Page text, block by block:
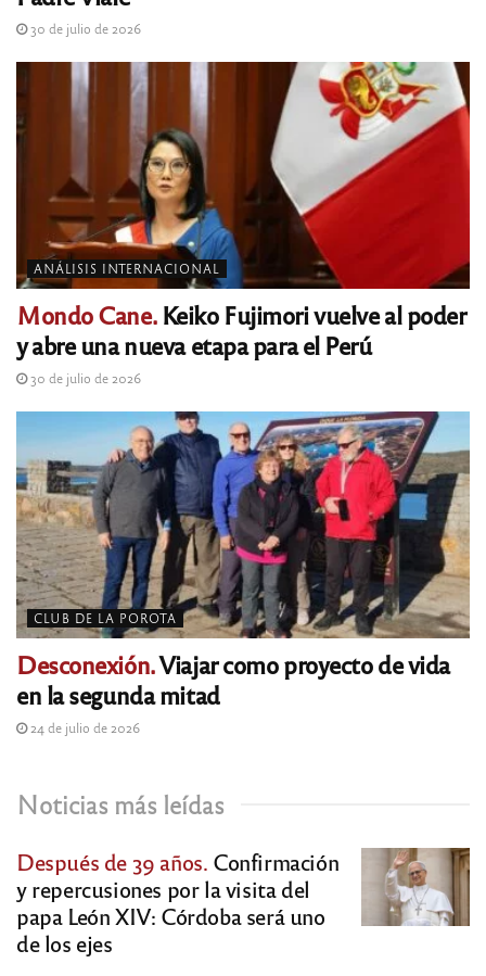
30 de julio de 2026
ANÁLISIS INTERNACIONAL
Mondo Cane.Keiko Fujimori vuelve al poder
y abre una nueva etapa para el Perú
30 de julio de 2026
CLUB DE LA POROTA
Desconexión.Viajar como proyecto de vida
en la segunda mitad
24 de julio de 2026
Noticias más leídas
Después de 39 años. Confirmación
y repercusiones por la visita del
papa León XIV: Córdoba será uno
de los ejes